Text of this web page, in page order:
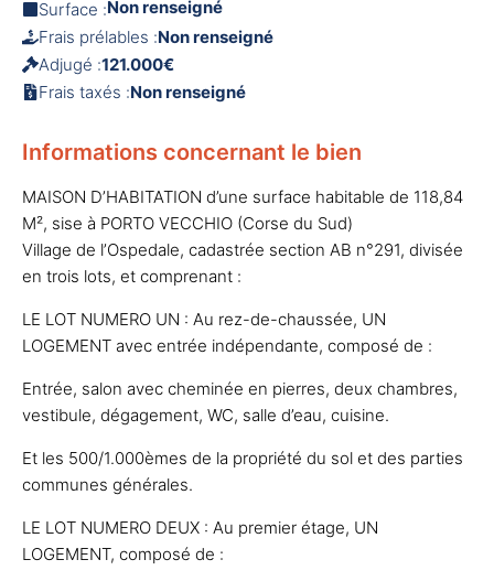
Surface :Non renseigné
Frais prélables :Non renseigné
Adjugé :121.000€
Frais taxés :Non renseigné
Informations concernant le bien
MAISON D’HABITATION d’une surface habitable de 118,84
M², sise à PORTO VECCHIO (Corse du Sud)
Village de l’Ospedale, cadastrée section AB n°291, divisée
en trois lots, et comprenant :
LE LOT NUMERO UN : Au rez-de-chaussée, UN
LOGEMENT avec entrée indépendante, composé de :
Entrée, salon avec cheminée en pierres, deux chambres,
vestibule, dégagement, WC, salle d’eau, cuisine.
Et les 500/1.000èmes de la propriété du sol et des parties
communes générales.
LE LOT NUMERO DEUX : Au premier étage, UN
LOGEMENT, composé de :